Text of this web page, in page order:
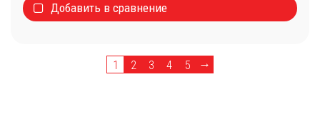
Добавить в сравнение
1 2 3 4 5 →
Сушильные машины
Центрифуги для отжима белья